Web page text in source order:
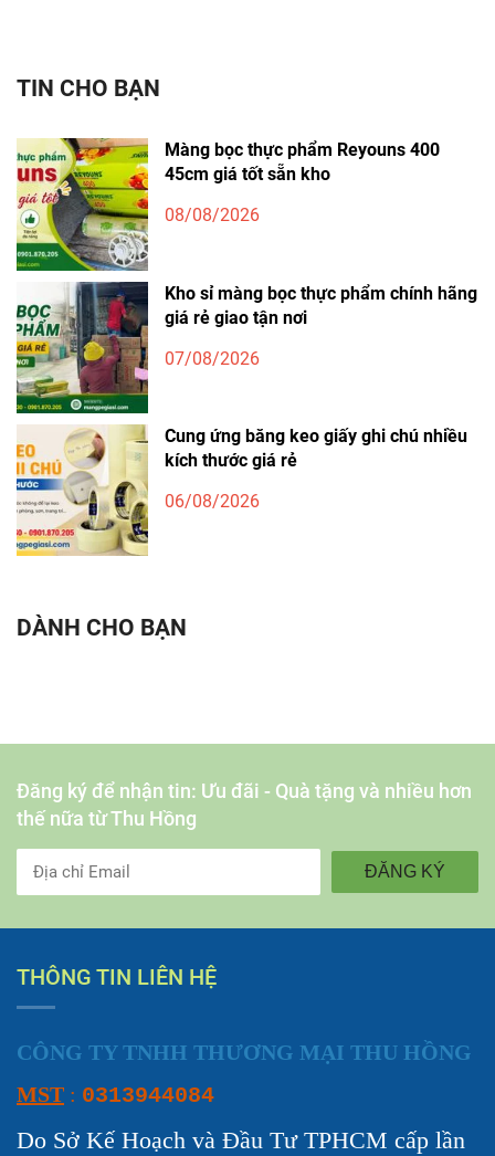
TIN CHO BẠN
Màng bọc thực phẩm Reyouns 400
45cm giá tốt sẵn kho
08/08/2026
Kho sỉ màng bọc thực phẩm chính hãng
giá rẻ giao tận nơi
07/08/2026
Cung ứng băng keo giấy ghi chú nhiều
kích thước giá rẻ
06/08/2026
DÀNH CHO BẠN
Đăng ký để nhận tin: Ưu đãi - Quà tặng và nhiều hơn
thế nữa từ Thu Hồng
ĐĂNG KÝ
THÔNG TIN LIÊN HỆ
CÔNG TY TNHH THƯƠNG MẠI THU HỒNG
MST : 0313944084
Do Sở Kế Hoạch và Đầu Tư TPHCM cấp lần